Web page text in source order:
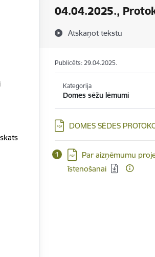
04.04.2025.,
Atskaņot tekstu
Publicēts: 29.04.2025.
Kategorija
Domes sēžu lēmumi
Lejupielādēt:
DOMES SĒDES
Lejupielādēt:
Par aizņēmumu
īstenošanai